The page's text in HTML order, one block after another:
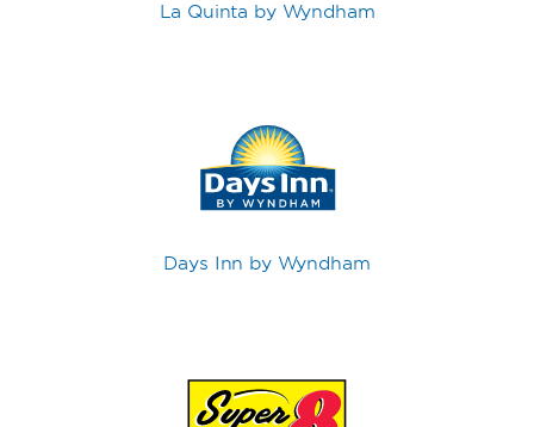
La Quinta by Wyndham
Days Inn by Wyndham